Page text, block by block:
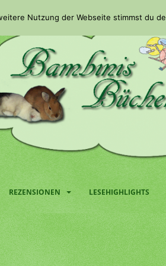
REZENSIONEN LESEHIGHLIGHTS
Nutzung der Webseite stimmst du